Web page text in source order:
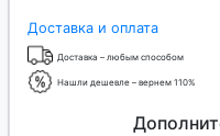
Доставка и оплата
Доставка – любым способом
Нашли дешевле – вернем 110%